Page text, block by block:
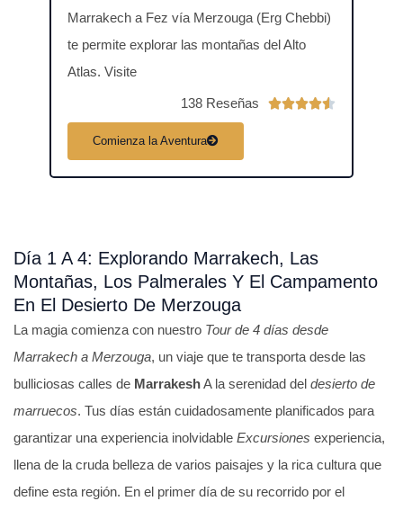
Marrakech a Fez vía Merzouga (Erg Chebbi)
te permite explorar las montañas del Alto
Atlas. Visite
138 Reseñas 
o
Comienza la Aventura
Día 1 A 4: Explorando Marrakech, Las
Montañas, Los Palmerales Y El Campamento
En El Desierto De Merzouga
La magia comienza con nuestro Tour de 4 días desde
Marrakech a Merzouga, un viaje que te transporta desde las
bulliciosas calles de MarrakeshA la serenidad del desierto de
marruecos. Tus días están cuidadosamente planificados para
garantizar una experiencia inolvidable Excursiones experiencia,
llena de la cruda belleza de varios paisajes y la rica cultura que
define esta región. En el primer día de su recorrido por el